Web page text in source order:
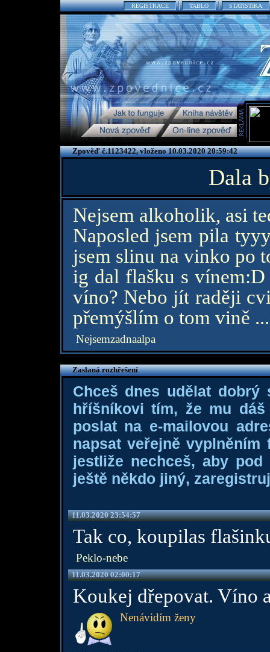
REGISTRACE TABLO STATISTIKA
Zpověď č.1123422, vloženo 10.03.2020 20:59:42
Dala
Nejsem alkoholik, asi
Naposled jsem pila
jsem slinu na vinko po
ig dal flašku s
víno? Nebo jít raději
přemýšlím o tom vině
Nejsemzadnaalpa
Zaslaná rozhřešení
Chceš dnes udělat dobrý
hříšníkovi tím, že mu
poslat na e-mailovou
napsat veřejně
jestliže nechceš, aby
ještě někdo jiný,
11.03.2020 23:54:57
Tak co, koupilas
Peklo-nebe
11.03.2020 02:00:17
Koukej dřepovat. Víno
Nenávidím ženy